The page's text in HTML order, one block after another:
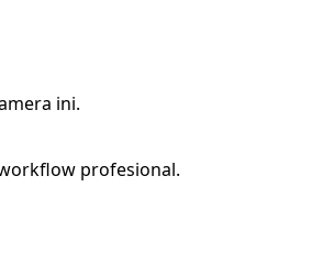
ini.
profesional.